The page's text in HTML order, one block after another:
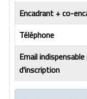
Encadrant + co-
Téléphone
Email
d'inscription